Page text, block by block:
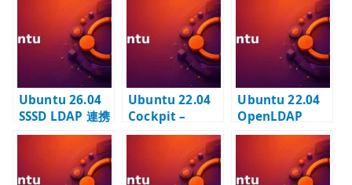
r
Ubuntu 26.04
SSSD LDAP 連携
– LDAP ユーザー
認証と TLS を設
Ubuntu 22.04
Cockpit –
Linux サーバー
管理 WebUI を
補助的に使う
Ubuntu 22.04
OpenLDAP
LDAP ユーティ
ldapsearch /